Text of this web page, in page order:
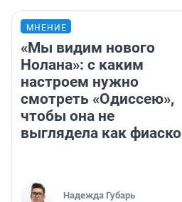
МНЕНИЕ
«Мы видим нового
Нолана»: с каким
настроем нужно
смотреть «Одиссею»,
чтобы она не
выглядела как фиаско
Надежда Губарь